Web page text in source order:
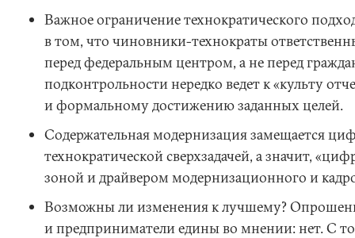
Важное ограничение технократического
в том, что чиновники-технократы
перед федеральным центром, а не перед
подконтрольности нередко ведет к «культу
и формальному достижению заданных целей.
Содержательная модернизация замещается
технократической сверхзадачей, а значит,
зоной и драйвером модернизационного и
Возможны ли изменения к лучшему?
и предприниматели едины во мнении: нет. С